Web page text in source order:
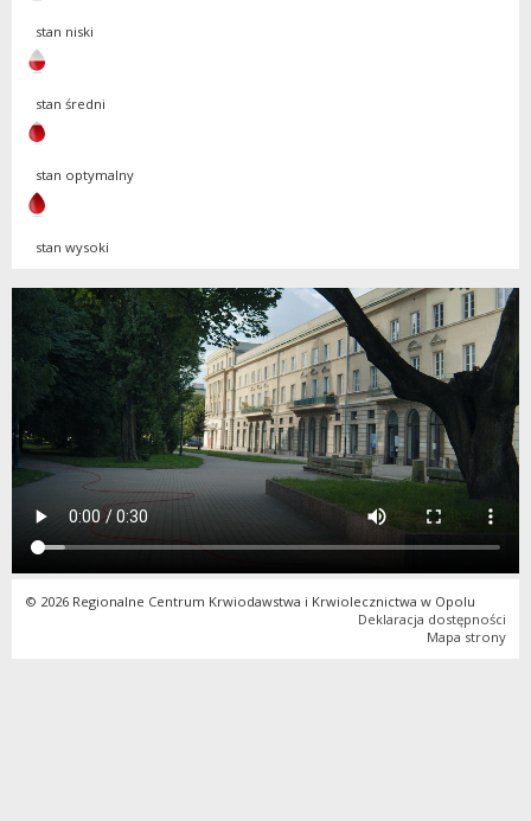
stan niski
stan średni
stan optymalny
stan wysoki
© 2026 Regionalne Centrum Krwiodawstwa i Krwiolecznictwa w Opolu
Deklaracja dostępności
Mapa strony